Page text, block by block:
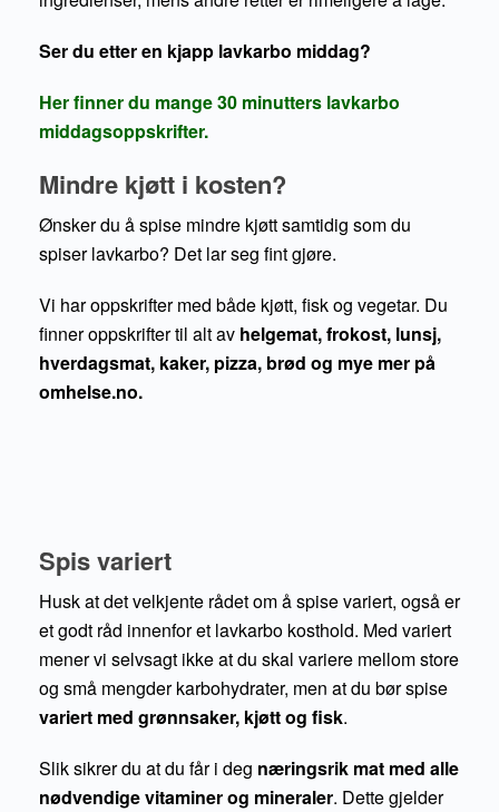
Ser du etter en kjapp lavkarbo middag?
Her finner du mange 30 minutters lavkarbo
middagsoppskrifter.
Mindre kjøtt i kosten?
Ønsker du å spise mindre kjøtt samtidig som du
spiser lavkarbo? Det lar seg fint gjøre.
Vi har oppskrifter med både kjøtt, fisk og vegetar. Du
finner oppskrifter til alt av helgemat, frokost, lunsj,
hverdagsmat, kaker, pizza, brød og mye mer på
omhelse.no.
Spis variert
Husk at det velkjente rådet om å spise variert, også er
et godt råd innenfor et lavkarbo kosthold. Med variert
mener vi selvsagt ikke at du skal variere mellom store
og små mengder karbohydrater, men at du bør spise
variert med grønnsaker, kjøtt og fisk.
Slik sikrer du at du får i deg næringsrik mat med alle
nødvendige vitaminer og mineraler. Dette gjelder